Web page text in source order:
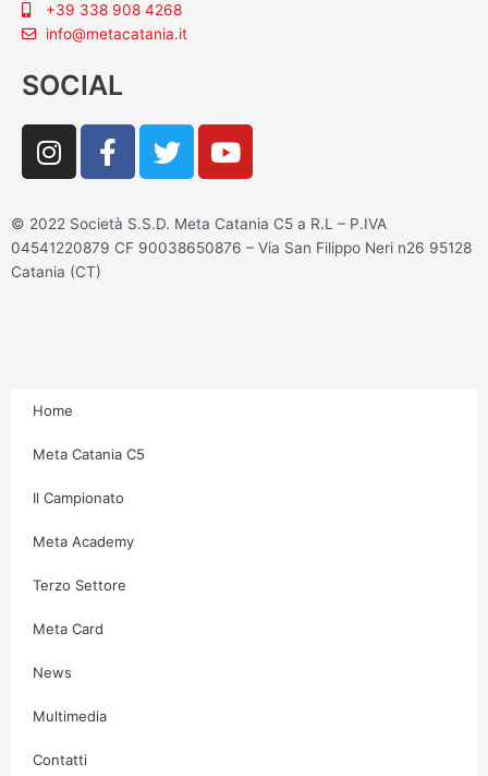
+39 338 908 4268
info@metacatania.it
SOCIAL
I
n
t
a
g
F
a
e
b
T
w
t
t
Y
o
t
u
© 2022 Società S.S.D. Meta Catania C5 a R.L – P.IVA
04541220879 CF 90038650876 – Via San Filippo Neri n26 95128
Catania (CT)
Home
Meta Catania C5
Il Campionato
Meta Academy
Terzo Settore
Meta Card
News
Multimedia
Contatti